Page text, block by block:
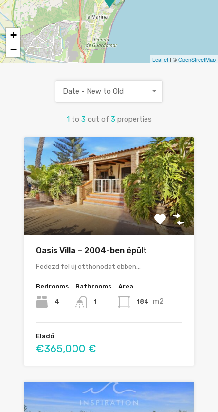
+
−
Leaflet | ©OpenStreetMap
1 to 3 out of 3 properties
Date - New to Old
Oasis Villa – 2004-ben épült
Fedezd fel új otthonodat ebben…
Bedrooms
4
Bathrooms
1
Area
184 m2
Eladó
€365,000 €